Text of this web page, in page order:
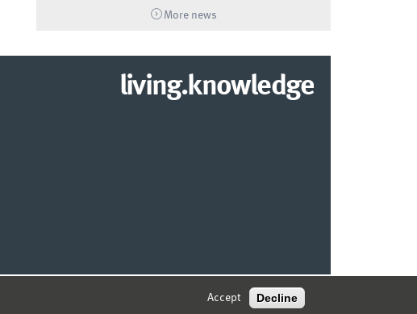
More news
living.knowledge
© 2026 MARKETING CENTER MÜNSTER
Accept Decline